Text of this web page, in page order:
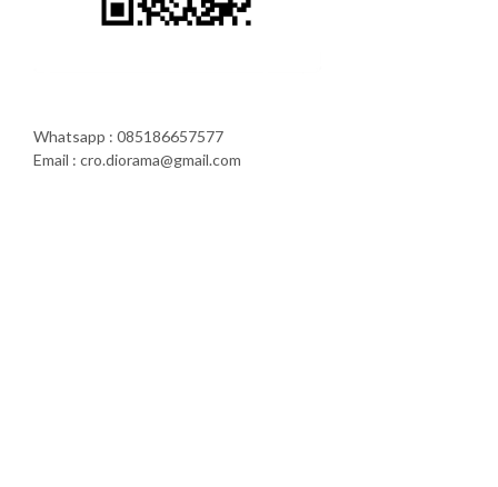
Whatsapp : 085186657577
Email : cro.diorama@gmail.com